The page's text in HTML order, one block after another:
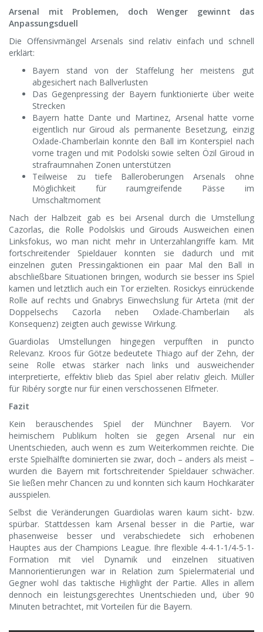
Arsenal mit Problemen, doch Wenger gewinnt das
Anpassungsduell
Die Offensivmängel Arsenals sind relativ einfach und schnell
erklärt:
Bayern stand von der Staffelung her meistens gut
abgesichert nach Ballverlusten
Das Gegenpressing der Bayern funktionierte über weite
Strecken
Bayern hatte Dante und Martinez, Arsenal hatte vorne
eigentlich nur Giroud als permanente Besetzung, einzig
Oxlade-Chamberlain konnte den Ball im Konterspiel nach
vorne tragen und mit Podolski sowie selten Özil Giroud in
strafraumnahen Zonen unterstützen
Teilweise zu tiefe Balleroberungen Arsenals ohne
Möglichkeit für raumgreifende Pässe im
Umschaltmoment
Nach der Halbzeit gab es bei Arsenal durch die Umstellung
Cazorlas, die Rolle Podolskis und Girouds Ausweichen einen
Linksfokus, wo man nicht mehr in Unterzahlangriffe kam. Mit
fortschreitender Spieldauer konnten sie dadurch und mit
einzelnen guten Pressingaktionen ein paar Mal den Ball in
abschließbare Situationen bringen, wodurch sie besser ins Spiel
kamen und letztlich auch ein Tor erzielten. Rosickys einrückende
Rolle auf rechts und Gnabrys Einwechslung für Arteta (mit der
Doppelsechs Cazorla neben Oxlade-Chamberlain als
Konsequenz) zeigten auch gewisse Wirkung.
Guardiolas Umstellungen hingegen verpufften in puncto
Relevanz. Kroos für Götze bedeutete Thiago auf der Zehn, der
seine Rolle etwas stärker nach links und ausweichender
interpretierte, effektiv blieb das Spiel aber relativ gleich. Müller
für Ribéry sorgte nur für einen verschossenen Elfmeter.
Fazit
Kein berauschendes Spiel der Münchner Bayern. Vor
heimischem Publikum holten sie gegen Arsenal nur ein
Unentschieden, auch wenn es zum Weiterkommen reichte. Die
erste Spielhälfte dominierten sie zwar, doch – anders als meist –
wurden die Bayern mit fortschreitender Spieldauer schwächer.
Sie ließen mehr Chancen zu und konnten sich kaum Hochkaräter
ausspielen.
Selbst die Veränderungen Guardiolas waren kaum sicht- bzw.
spürbar. Stattdessen kam Arsenal besser in die Partie, war
phasenweise besser und verabschiedete sich erhobenen
Hauptes aus der Champions League. Ihre flexible 4-4-1-1/4-5-1-
Formation mit viel Dynamik und einzelnen situativen
Mannorientierungen war in Relation zum Spielermaterial und
Gegner wohl das taktische Highlight der Partie. Alles in allem
dennoch ein leistungsgerechtes Unentschieden und, über 90
Minuten betrachtet, mit Vorteilen für die Bayern.